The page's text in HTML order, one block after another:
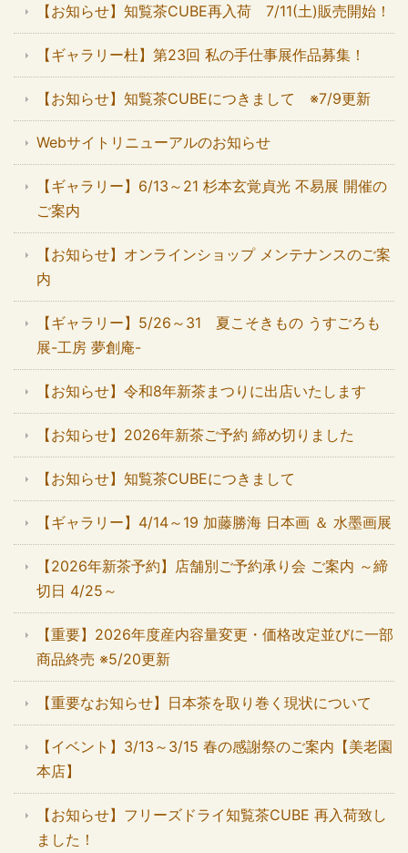
【お知らせ】知覧茶CUBE再入荷 7/11(土)販売開始！
【ギャラリー杜】第23回 私の手仕事展作品募集！
【お知らせ】知覧茶CUBEにつきまして ※7/9更新
Webサイトリニューアルのお知らせ
【ギャラリー】6/13～21 杉本玄覚貞光 不易展 開催の
ご案内
【お知らせ】オンラインショップ メンテナンスのご案
内
【ギャラリー】5/26～31 夏こそきもの うすごろも
展-工房 夢創庵-
【お知らせ】令和8年新茶まつりに出店いたします
【お知らせ】2026年新茶ご予約 締め切りました
【お知らせ】知覧茶CUBEにつきまして
【ギャラリー】4/14～19 加藤勝海 日本画 ＆ 水墨画展
【2026年新茶予約】店舗別ご予約承り会 ご案内 ～締
切日 4/25～
【重要】2026年度産内容量変更・価格改定並びに一部
商品終売 ※5/20更新
【重要なお知らせ】日本茶を取り巻く現状について
【イベント】3/13～3/15 春の感謝祭のご案内【美老園
本店】
【お知らせ】フリーズドライ知覧茶CUBE 再入荷致し
ました！